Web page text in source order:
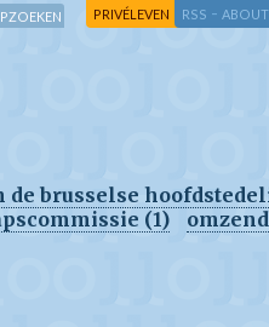
PRIVÉLEVEN RSS - ABOUT
de brusselse
(1)